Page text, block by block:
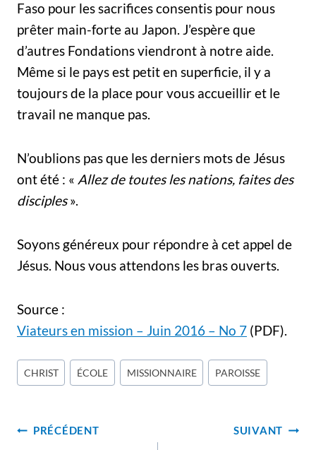
Faso pour les sacrifices consentis pour nous
prêter main-forte au Japon. J’espère que
d’autres Fondations viendront à notre aide.
Même si le pays est petit en superficie, il y a
toujours de la place pour vous accueillir et le
travail ne manque pas.
N’oublions pas que les derniers mots de Jésus
ont été : « Allez de toutes les nations, faites des
disciples».
Soyons généreux pour répondre à cet appel de
Jésus. Nous vous attendons les bras ouverts.
Source :
Viateurs en mission – Juin 2016 – No 7 (PDF).
Étiquettes
de
publication :
CHRIST ÉCOLE MISSIONNAIRE PAROISSE
Navigation
PRÉCÉDENT SUIVANT